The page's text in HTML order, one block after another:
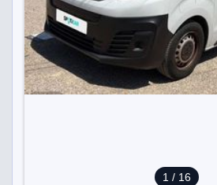
1 / 16